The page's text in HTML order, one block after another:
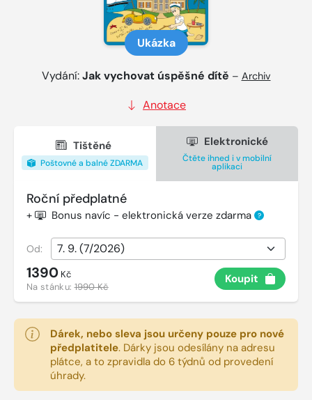
Ukázka
Vydání:Jak vychovat úspěšné dítě – Archiv
Anotace
Tištěné
Poštovné a balné ZDARMA
Elektronické
Čtěte ihned i v mobilní
aplikaci
Roční předplatné
+ Bonus navíc - elektronická verze zdarma ?
Od:
1390 Kč
Na stánku:1990 Kč
Koupit
Dárek, nebo sleva jsou určeny pouze pro nové
předplatitele. Dárky jsou odesílány na adresu
plátce, a to zpravidla do 6 týdnů od provedení
úhrady.